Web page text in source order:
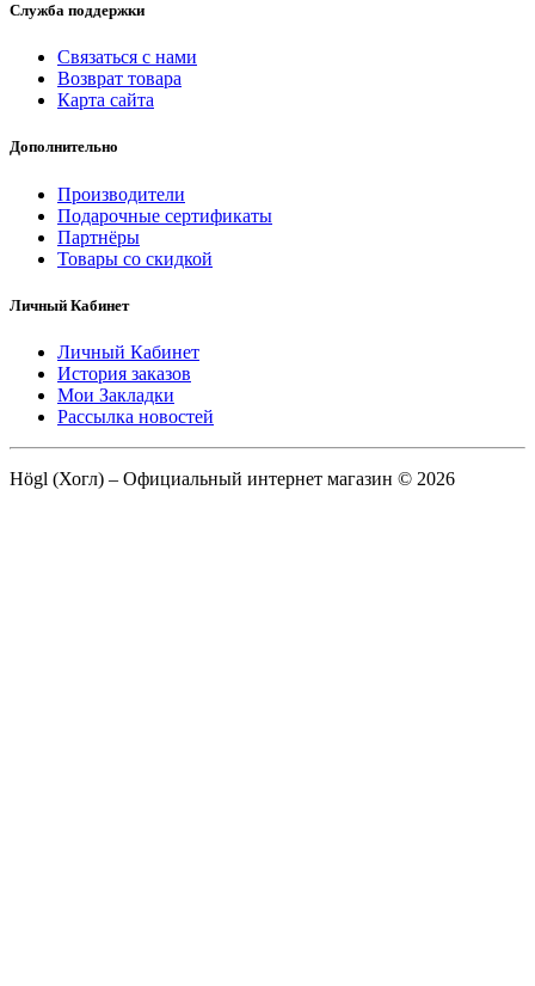
Служба поддержки
Связаться с нами
Возврат товара
Карта сайта
Дополнительно
Производители
Подарочные сертификаты
Партнёры
Товары со скидкой
Личный Кабинет
Личный Кабинет
История заказов
Мои Закладки
Рассылка новостей
Högl (Хогл) – Официальный интернет магазин © 2026